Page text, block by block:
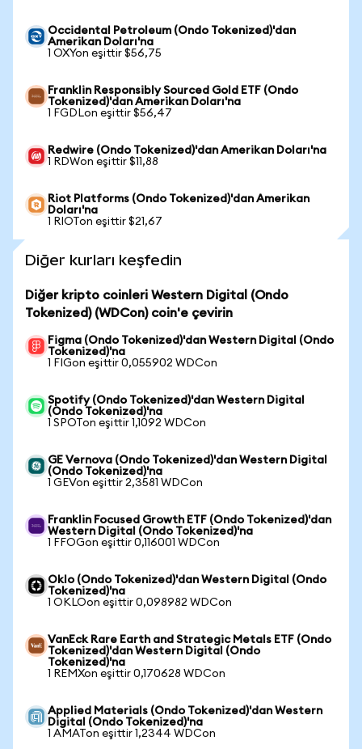
Occidental Petroleum (Ondo Tokenized)'dan
Amerikan Doları'na
1 OXYon eşittir $56,75
Franklin Responsibly Sourced Gold ETF (Ondo
Tokenized)'dan Amerikan Doları'na
1 FGDLon eşittir $56,47
Redwire (Ondo Tokenized)'dan Amerikan Doları'na
1 RDWon eşittir $11,88
Riot Platforms (Ondo Tokenized)'dan Amerikan
Doları'na
1 RIOTon eşittir $21,67
Diğer kurları keşfedin
Diğer kripto coinleri Western Digital (Ondo
Tokenized) (WDCon) coin'e çevirin
Figma (Ondo Tokenized)'dan Western Digital (Ondo
Tokenized)'na
1 FIGon eşittir 0,055902 WDCon
Spotify (Ondo Tokenized)'dan Western Digital
(Ondo Tokenized)'na
1 SPOTon eşittir 1,1092 WDCon
GE Vernova (Ondo Tokenized)'dan Western Digital
(Ondo Tokenized)'na
1 GEVon eşittir 2,3581 WDCon
Franklin Focused Growth ETF (Ondo Tokenized)'dan
Western Digital (Ondo Tokenized)'na
1 FFOGon eşittir 0,116001 WDCon
Oklo (Ondo Tokenized)'dan Western Digital (Ondo
Tokenized)'na
1 OKLOon eşittir 0,098982 WDCon
VanEck Rare Earth and Strategic Metals ETF (Ondo
Tokenized)'dan Western Digital (Ondo
Tokenized)'na
1 REMXon eşittir 0,170628 WDCon
Applied Materials (Ondo Tokenized)'dan Western
Digital (Ondo Tokenized)'na
1 AMATon eşittir 1,2344 WDCon